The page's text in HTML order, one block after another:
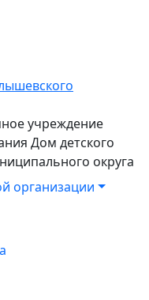
учреждение
Дом детского
округа
организации